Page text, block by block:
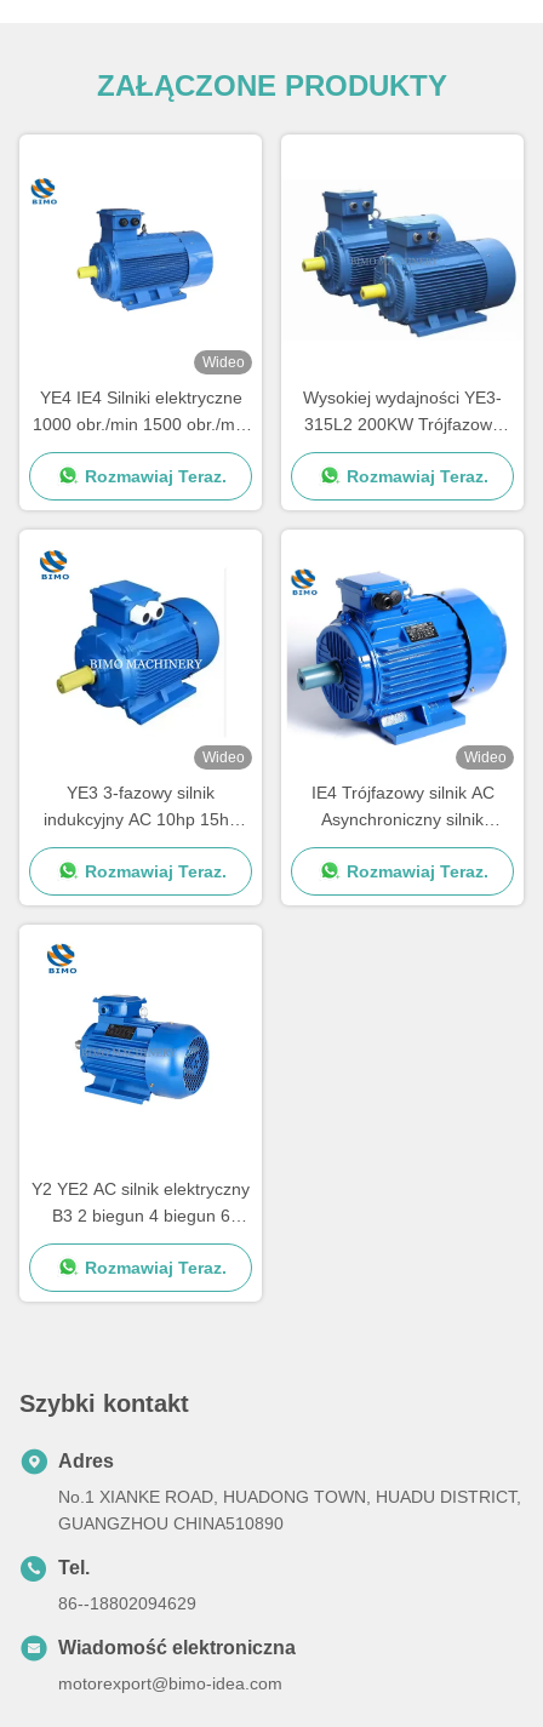
ZAŁĄCZONE PRODUKTY
Wideo
YE4 IE4 Silniki elektryczne
1000 obr./min 1500 obr./min
3000 obr./min Trzyfazowe
silniki indukcyjne AC
Rozmawiaj Teraz.
Wysokiej wydajności YE3-
315L2 200KW Trójfazowy
Asynchroniczny Silnik
Przejściowy 220V 380V
Rozmawiaj Teraz.
Wideo
YE3 3-fazowy silnik
indukcyjny AC 10hp 15hp
20hp 30hp 40hp 50hp silnik
elektryczny
Rozmawiaj Teraz.
Wideo
IE4 Trójfazowy silnik AC
Asynchroniczny silnik
elektryczny indukcyjny 7,5
kW 10HP 380V 50HZ
Rozmawiaj Teraz.
Y2 YE2 AC silnik elektryczny
B3 2 biegun 4 biegun 6
biegun 3 fazy
Asynchroniczny silnik
indukcyjny
Rozmawiaj Teraz.
Szybki kontakt
Adres
No.1 XIANKE ROAD, HUADONG TOWN, HUADU DISTRICT,
GUANGZHOU CHINA510890
Tel.
86--18802094629
Wiadomość elektroniczna
motorexport@bimo-idea.com